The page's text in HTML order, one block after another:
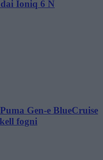
Ioniq 6 N
Gen-e BlueCruise
fogni